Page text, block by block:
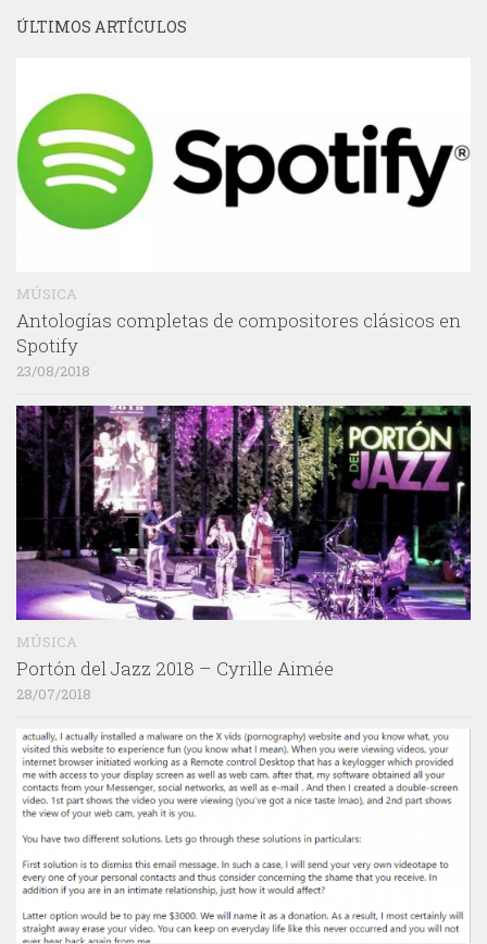
ÚLTIMOS ARTÍCULOS
MÚSICA
Antologías completas de compositores clásicos en
Spotify
23/08/2018
MÚSICA
Portón del Jazz 2018 – Cyrille Aimée
28/07/2018